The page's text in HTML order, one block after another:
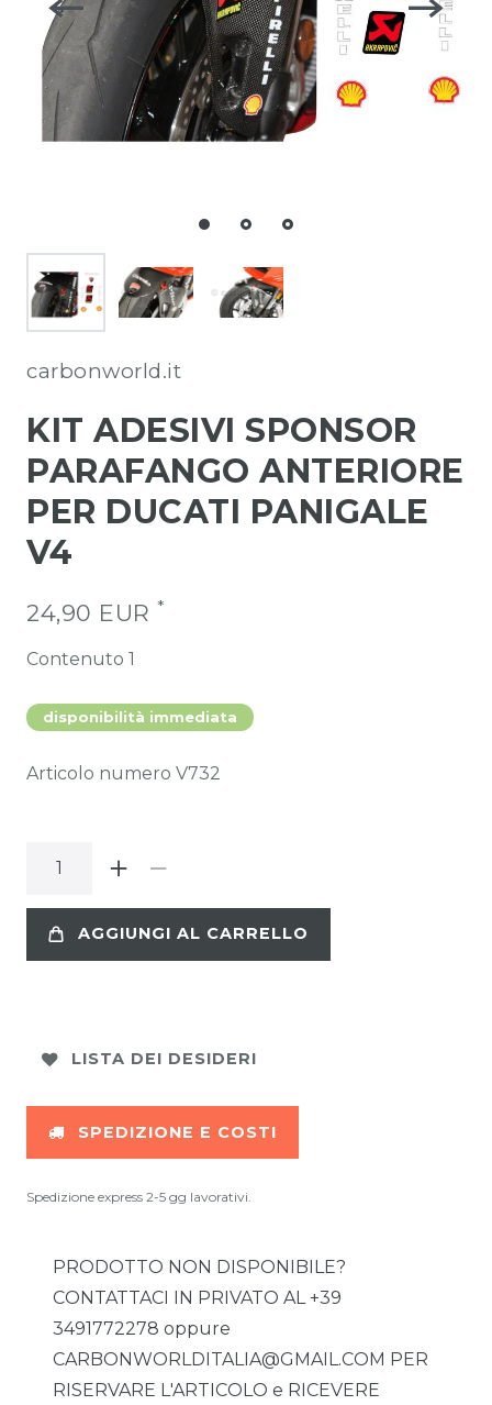
carbonworld.it
KIT ADESIVI SPONSOR
PARAFANGO ANTERIORE
PER DUCATI PANIGALE
V4
24,90 EUR *
Contenuto 1
disponibilità immediata
Articolo numero V732
AGGIUNGI AL CARRELLO
LISTA DEI DESIDERI
SPEDIZIONE E COSTI
Spedizione express 2-5 gg lavorativi.
PRODOTTO NON DISPONIBILE?
CONTATTACI IN PRIVATO AL +39
3491772278 oppure
CARBONWORLDITALIA@GMAIL.COM PER
RISERVARE L'ARTICOLO e RICEVERE